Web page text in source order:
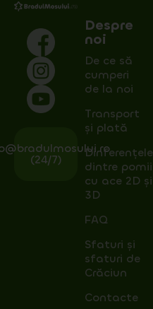
(24/7)
Despre
noi
De ce să
cumperi
de la noi
Transport
și plată
Dinferențele
dintre pomii
cu ace 2D și
3D
FAQ
Sfaturi și
sfaturi de
Crăciun
Contacte